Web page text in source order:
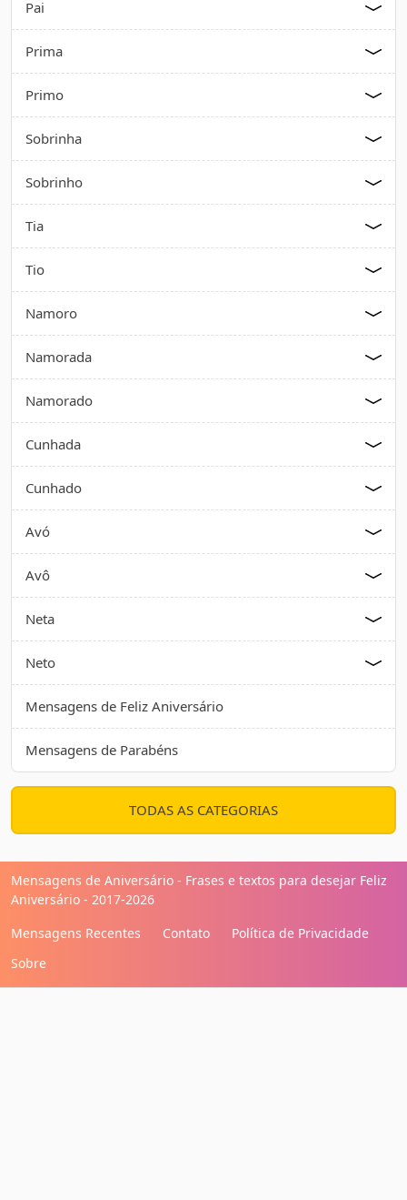
Pai
Prima
Primo
Sobrinha
Sobrinho
Tia
Tio
Namoro
Namorada
Namorado
Cunhada
Cunhado
Avó
Avô
Neta
Neto
Mensagens de Feliz Aniversário
Mensagens de Parabéns
TODAS AS CATEGORIAS
Mensagens de Aniversário - Frases e textos para desejar Feliz
Aniversário - 2017-2026
Mensagens Recentes
Contato
Política de Privacidade
Sobre